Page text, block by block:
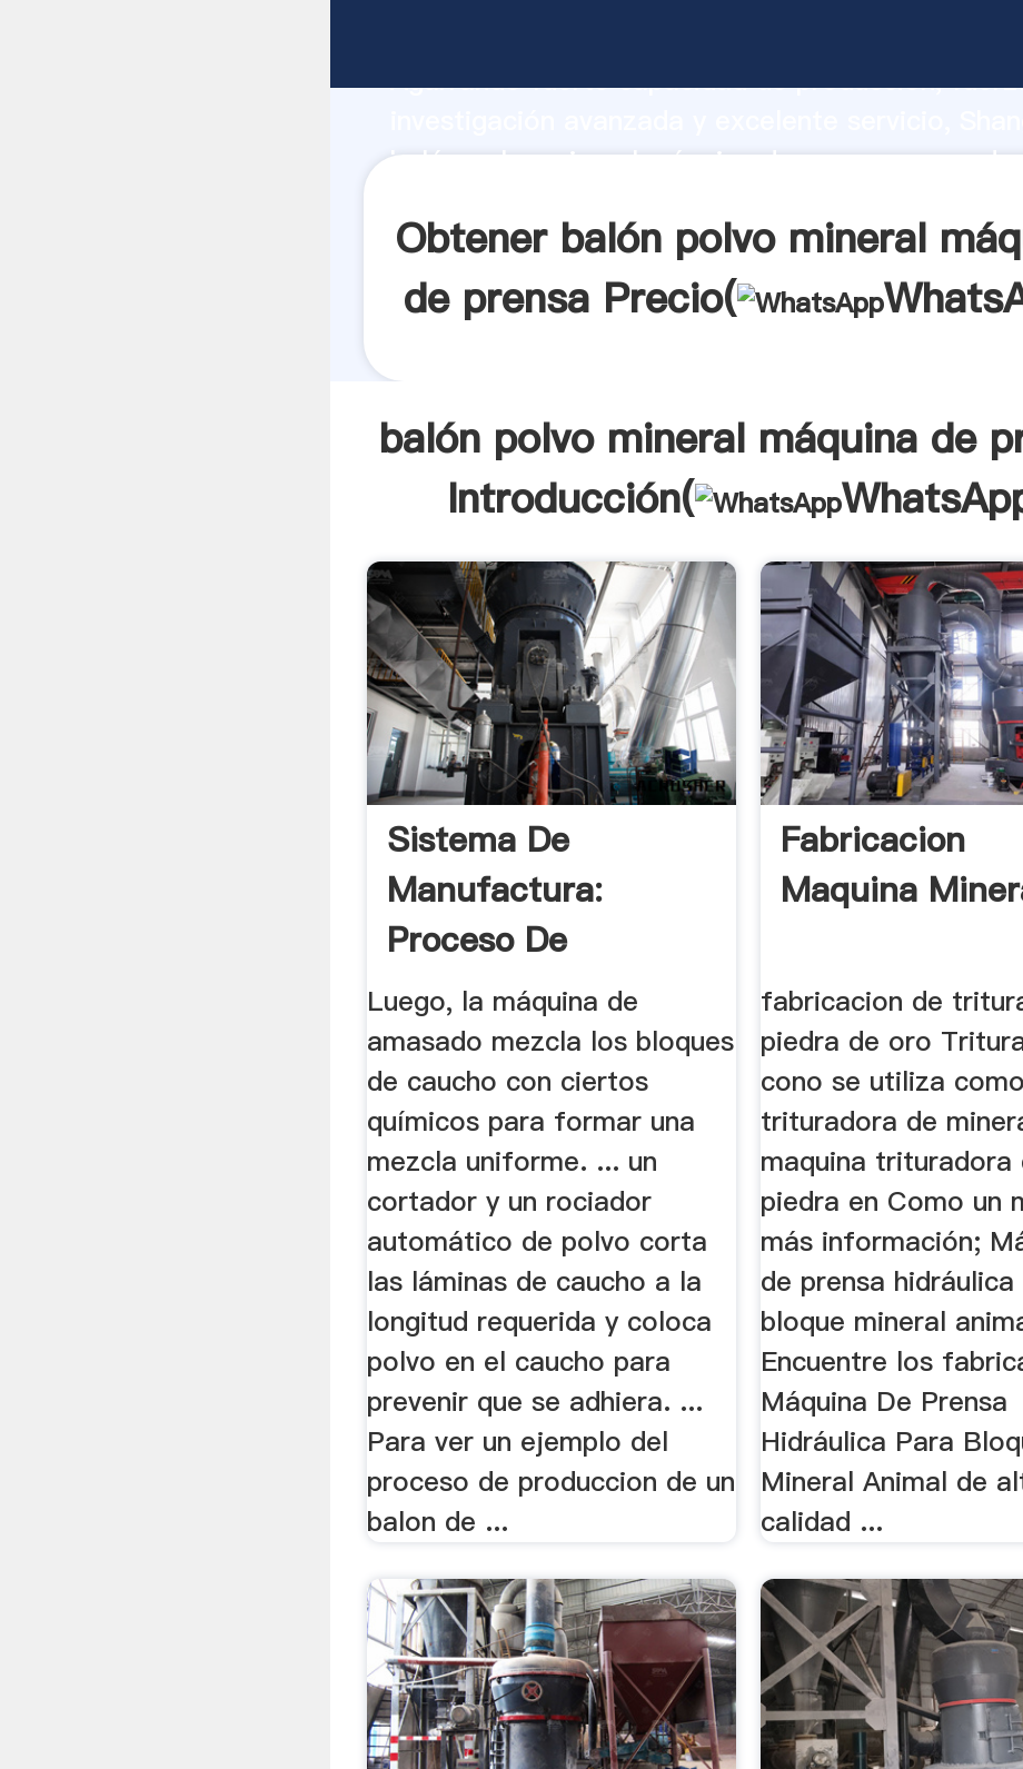
Agarrando fuerte capacidad de producción,
balón polvo mineral máquina de prensa
Obtener balón polvo mineral
de prensa Precio(
balón polvo mineral máquina de
Introducción(
Sistema De
Manufactura:
Proceso De
Producciòn Del
Balòn De ...
Luego, la máquina de
amasado mezcla los bloques
de caucho con ciertos
químicos para formar una
mezcla uniforme. ... un
cortador y un rociador
automático de polvo corta
las láminas de caucho a la
longitud requerida y coloca
polvo en el caucho para
prevenir que se adhiera. ...
Para ver un ejemplo del
proceso de produccion de un
balon de ...
Fabricacion
Maquina
fabricacion de
piedra de oro
cono se utiliza como
trituradora de
maquina trituradora
piedra en Como un
más información;
de prensa hidráulica
bloque mineral
Encuentre los
Máquina De Prensa
Hidráulica Para
Mineral Animal de
calidad ...